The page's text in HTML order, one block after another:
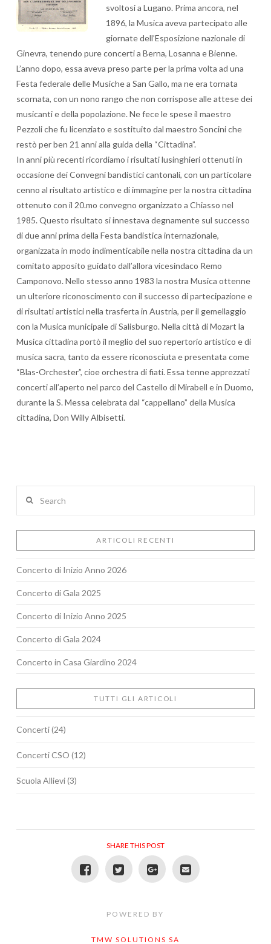
svoltosi a Lugano. Prima ancora, nel
1896, la Musica aveva partecipato alle
giornate dell’Esposizione nazionale di
Ginevra, tenendo pure concerti a Berna, Losanna e Bienne.
L’anno dopo, essa aveva preso parte per la prima volta ad una
Festa federale delle Musiche a San Gallo, ma ne era tornata
scornata, con un nono rango che non corrispose alle attese dei
musicanti e della popolazione. Ne fece le spese il maestro
Pezzoli che fu licenziato e sostituito dal maestro Soncini che
restò per ben 21 anni alla guida della “Cittadina”.
In anni più recenti ricordiamo i risultati lusinghieri ottenuti in
occasione dei Convegni bandistici cantonali, con un particolare
cenno al risultato artistico e di immagine per la nostra cittadina
ottenuto con il 20.mo convegno organizzato a Chiasso nel
1985. Questo risultato si innestava degnamente sul successo
di due anni prima della Festa bandistica internazionale,
organizzata in modo indimenticabile nella nostra cittadina da un
comitato apposito guidato dall’allora vicesindaco Remo
Camponovo. Nello stesso anno 1983 la nostra Musica ottenne
un ulteriore riconoscimento con il successo di partecipazione e
di risultati artistici nella trasferta in Austria, per il gemellaggio
con la Musica municipale di Salisburgo. Nella città di Mozart la
Musica cittadina portò il meglio del suo repertorio artistico e di
musica sacra, tanto da essere riconosciuta e presentata come
“Blas-Orchester”, cioe orchestra di fiati. Essa tenne apprezzati
concerti all’aperto nel parco del Castello di Mirabell e in Duomo,
durante la S. Messa celebrata dal “cappellano” della Musica
cittadina, Don Willy Albisetti.
ARTICOLI RECENTI
Concerto di Inizio Anno 2026
Concerto di Gala 2025
Concerto di Inizio Anno 2025
Concerto di Gala 2024
Concerto in Casa Giardino 2024
TUTTI GLI ARTICOLI
Concerti(24)
Concerti CSO (12)
Scuola Allievi(3)
SHARE THIS POST
POWERED BY
TMW SOLUTIONS SA